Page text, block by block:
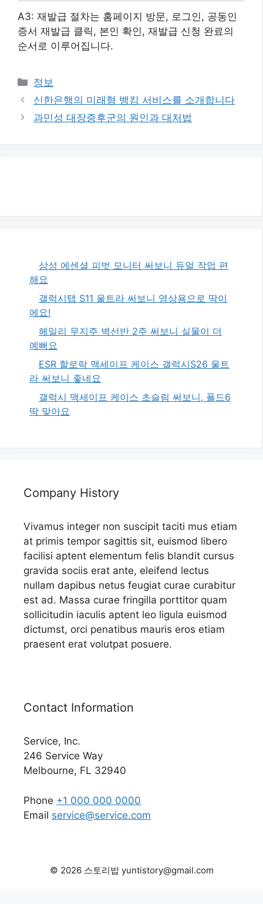
A3: 재발급 절차는 홈페이지 방문, 로그인, 공동인
증서 재발급 클릭, 본인 확인, 재발급 신청 완료의
순서로 이루어집니다.
카
테
리
정보
신한은행의 미래형 뱅킹 서비스를 소개합니다
과민성 대장증후군의 원인과 대처법
삼성 에센셜 피벗 모니터 써보니 듀얼 작업 편
해요
갤럭시탭 S11 울트라 써보니 영상용으로 딱이
에요!
헤일리 무지주 벽선반 2주 써보니 실물이 더
예뻐요
ESR 할로락 맥세이프 케이스 갤럭시S26 울트
라 써보니 좋네요
갤럭시 맥세이프 케이스 초슬림 써보니, 폴드6
딱 맞아요
Company History
Vivamus integer non suscipit taciti mus etiam
at primis tempor sagittis sit, euismod libero
facilisi aptent elementum felis blandit cursus
gravida sociis erat ante, eleifend lectus
nullam dapibus netus feugiat curae curabitur
est ad. Massa curae fringilla porttitor quam
sollicitudin iaculis aptent leo ligula euismod
dictumst, orci penatibus mauris eros etiam
praesent erat volutpat posuere.
Contact Information
Service, Inc.
246 Service Way
Melbourne, FL 32940
Phone +1 000 000 0000
Email service@service.com
© 2026 스토리밥 yuntistory@gmail.com